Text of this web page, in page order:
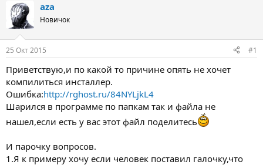
о
р
т
е
м
а
н
ч
а
aza
Новичок
25 Окт 2015 #1
Приветствую,и по какой то причине опять не хочет
компилиться инсталлер.
Ошибка:http://rghost.ru/84NYLjkL4
Шарился в программе по папкам так и файла не
нашел,если есть у вас этот файл поделитесь
И парочку вопросов.
1.Я к примеру хочу если человек поставил галочку,что